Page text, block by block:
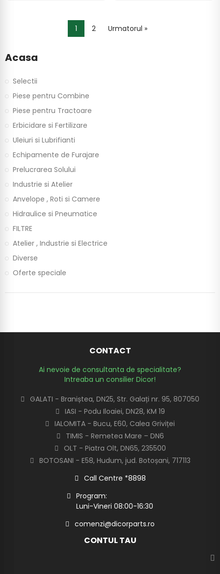
1 2 Urmatorul »
Acasa
Selectii
Piese pentru Combine
Piese pentru Tractoare
Erbicidare si Fertilizare
Uleiuri si Lubrifianti
Echipamente de Furajare
Prelucrarea Solului
Industrie si Atelier
Anvelope , Roti si Camere
Hidraulice si Pneumatice
FILTRE
Atelier , Industrie si Electrice
Diverse
Oferte speciale
CONTACT
Ai nevoie de consultanta de specialitate?
Intreaba un consilier Dicor!
GALATI - Braniștea, DN25, Str. Galați nr. 95, 807050
IASI - Podu Iloaiei, DN28, KM 19
IALOMITA - Bucu, E60, Calea Griviței
TIMIS - Remetea Mare – DN6
OLT - Piatra Olt, DN65, 235500
BOTOSANI - E58, Hudum, jud. Botoșani, 717113
Call Centre *8898
Program:
Luni-Vineri 08:00-16:30
comenzi@dicorparts.ro
CONTUL TAU